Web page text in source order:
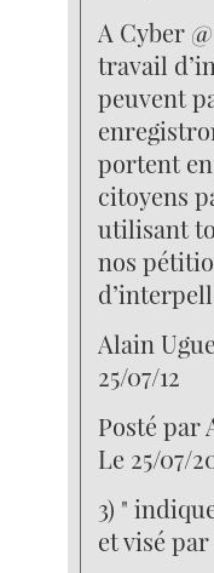
A Cyber
travail
peuvent
portent
citoyens
utilisant
nos
Alain
25/07/12
Posté par
Le 25/07/
3) "
et visé